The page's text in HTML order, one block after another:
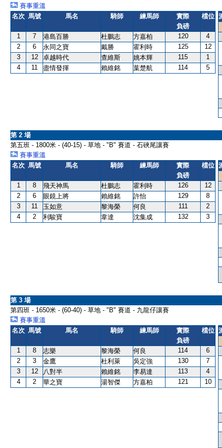
賽事重溫
名次 馬號 馬名 騎師 練馬師
實際
負磅
檔位
1 7 港島百勝 杜鵬志 方嘉柏 120
4
2
6 永同之寶 戴勝 霍利時 125
12
3
12 卓越時代 查維斯 姚本輝 115
1
4
11 盡情發揮 賴維銘 葉楚航 114 5
第 2 場
第五班 - 1800米 - (40-15) - 草地 - "B" 賽道 - 石硤尾讓賽
賽事重溫
名次 馬號 馬名 騎師 練馬師
實際
負磅
檔位
1 8 飛天神馬 杜鵬志 霍利時 126
12
2
6 眼鏡上將 賴維銘 許怡 129
8
3
11 玉如意 黎海榮 何良 111
2
4
2 利駿寶 韋達 沈集成 132 3
第 3 場
第四班 - 1650米 - (60-40) - 草地 - "B" 賽道 - 九龍仔讓賽
賽事重溫
名次 馬號 馬名 騎師 練馬師
實際
負磅
檔位
1 8 志樂 黎海榮 何良 114
6
2
3 金鷹 杜利萊 吳定強 130
7
3
12 八對半 賴維銘 李易達 113
4
4
2 華之寶 湯智傑 方嘉柏 121 10